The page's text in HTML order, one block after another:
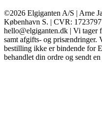
©2026 Elgiganten A/S | Arne
København S. | CVR:
hello@elgiganten.dk | Vi
samt afgifts- og prisændringer.
bestilling ikke er bindende for
behandlet din ordre og sendt